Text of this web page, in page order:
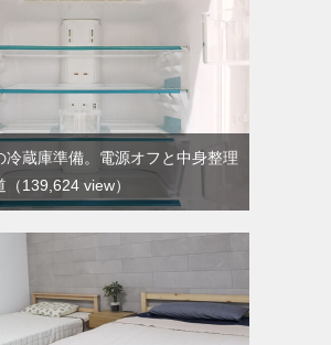
冷蔵庫準備。電源オフと中身整理
（139,624 view）